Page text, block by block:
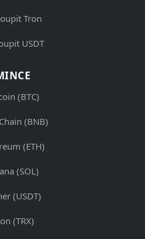
Tron
USDT
(BTC)
(BNB)
(ETH)
(SOL)
(USDT)
(TRX)